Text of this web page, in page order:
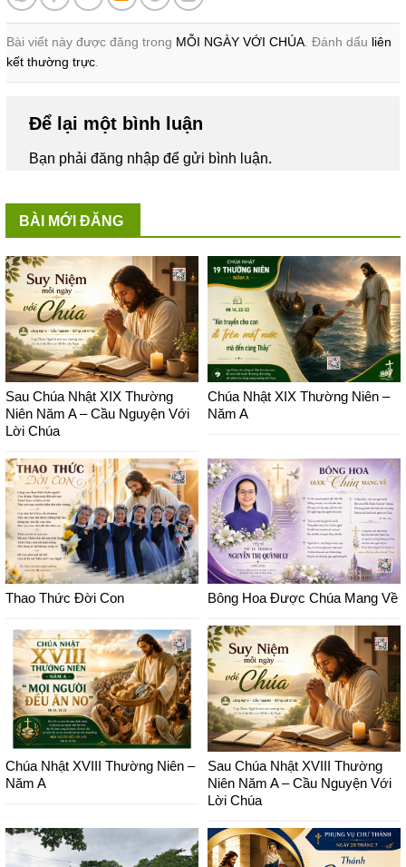
Bài viết này được đăng trong MỖI NGÀY VỚI CHÚA. Đánh dấu liên
kết thường trực.
Để lại một bình luận
Bạn phảiđăng nhậpđể gửi bình luận.
BÀI MỚI ĐĂNG
Sau Chúa Nhật XIX Thường
Niên Năm A – Cầu Nguyện Với
Lời Chúa
Chúa Nhật XIX Thường Niên –
Năm A
Thao Thức Đời Con Bông Hoa Được Chúa Mang Về
Chúa Nhật XVIII Thường Niên –
Năm A
Sau Chúa Nhật XVIII Thường
Niên Năm A – Cầu Nguyện Với
Lời Chúa